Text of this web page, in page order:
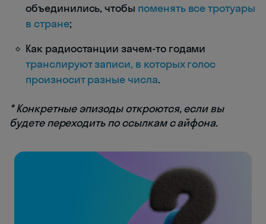
объединились, чтобы поменять все тротуары
в стране;
Как радиостанции зачем-то годами
транслируют записи, в которых голос
произносит разные числа.
* Конкретные эпизоды откроются, если вы
будете переходить по ссылкам с айфона.